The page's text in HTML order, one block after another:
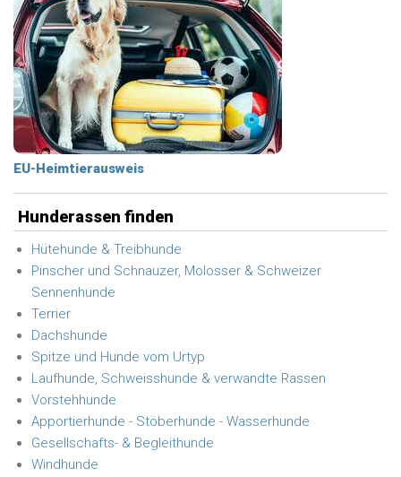
EU-Heimtierausweis
Hunderassen finden
Hütehunde & Treibhunde
Pinscher und Schnauzer, Molosser & Schweizer
Sennenhunde
Terrier
Dachshunde
Spitze und Hunde vom Urtyp
Laufhunde, Schweisshunde & verwandte Rassen
Vorstehhunde
Apportierhunde - Stöberhunde - Wasserhunde
Gesellschafts- & Begleithunde
Windhunde